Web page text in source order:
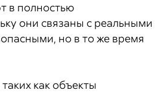
в полностью
они связаны с реальными
но в то же время
как объекты